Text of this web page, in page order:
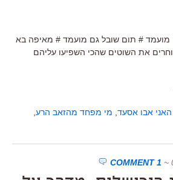
# תום שובל גם מועמד # מאיפה בא
את השוטים שהכי השפיעו עליהם
האני אבו אסעד מי מפחד מהזאב הרע
~
1 COMMENT